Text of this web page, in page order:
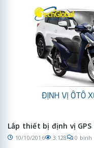
Lắp thiết bị định vị
10/10/2016 3.128 0 bình